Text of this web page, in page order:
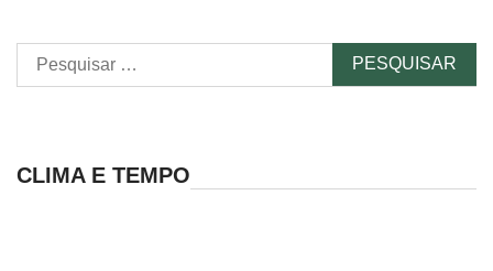
Pesquisar
por:
CLIMA E TEMPO